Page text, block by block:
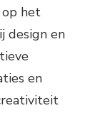
het
design en
en